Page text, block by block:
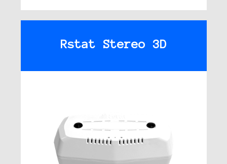
Rstat Stereo 3D